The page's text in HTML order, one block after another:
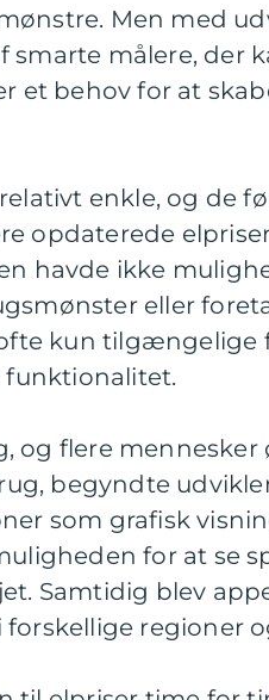
Men med
målere, der
et behov for at
enkle, og de
opdaterede
havde ikke
eller
kun tilgængelige
og flere mennesker
begyndte
som grafisk
for at se
Samtidig blev
regioner